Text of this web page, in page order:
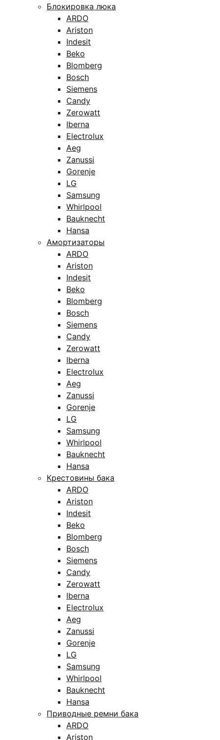
Блокировка люка
ARDO
Ariston
Indesit
Beko
Blomberg
Bosch
Siemens
Candy
Zerowatt
Iberna
Electrolux
Aeg
Zanussi
Gorenje
LG
Samsung
Whirlpool
Bauknecht
Hansa
Амортизаторы
ARDO
Ariston
Indesit
Beko
Blomberg
Bosch
Siemens
Candy
Zerowatt
Iberna
Electrolux
Aeg
Zanussi
Gorenje
LG
Samsung
Whirlpool
Bauknecht
Hansa
Крестовины бака
ARDO
Ariston
Indesit
Beko
Blomberg
Bosch
Siemens
Candy
Zerowatt
Iberna
Electrolux
Aeg
Zanussi
Gorenje
LG
Samsung
Whirlpool
Bauknecht
Hansa
Приводные ремни бака
ARDO
Ariston